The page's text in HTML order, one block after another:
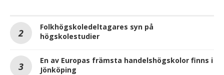
Folkhögskoledeltagares syn på
högskolestudier
En av Europas främsta handelshögskolor finns i
Jönköping